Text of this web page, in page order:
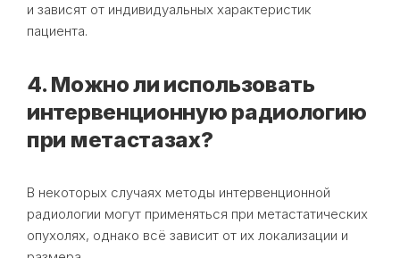
и зависят от индивидуальных характеристик
пациента.
4. Можно ли использовать
интервенционную радиологию
при метастазах?
В некоторых случаях методы интервенционной
радиологии могут применяться при метастатических
опухолях, однако всё зависит от их локализации и